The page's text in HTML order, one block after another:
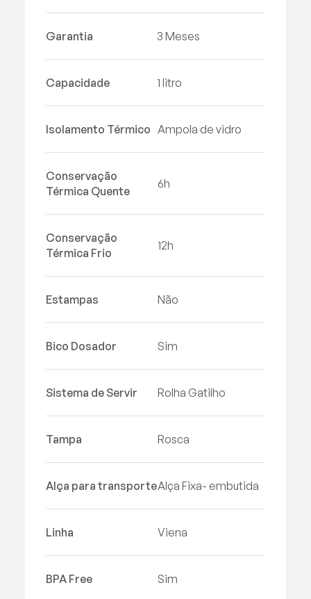
Garantia 3 Meses
Capacidade 1 litro
Isolamento Térmico Ampola de vidro
Conservação
Térmica Quente
6h
Conservação
Térmica Frio
12h
Estampas Não
Bico Dosador Sim
Sistema de Servir Rolha Gatilho
Tampa Rosca
Alça para transporteAlça Fixa- embutida
Linha Viena
BPA Free Sim